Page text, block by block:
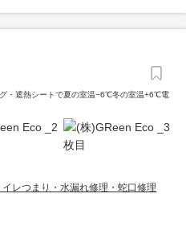
・遮熱シートで夏の室温−6℃冬の室温+6℃電
イレつまり・水漏れ修理・蛇口修理